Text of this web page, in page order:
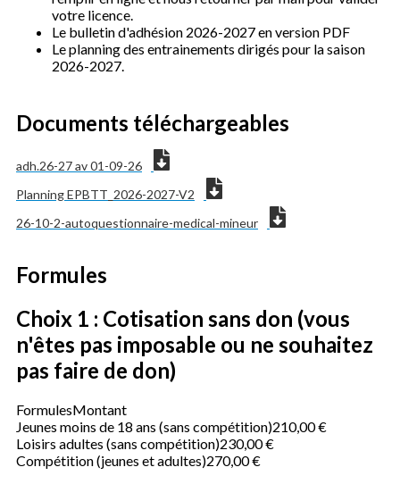
votre licence.
Le bulletin d'adhésion 2026-2027 en version PDF
Le planning des entrainements dirigés pour la saison
2026-2027.
Documents téléchargeables
adh.26-27 av 01-09-26
Planning EPBTT_2026-2027-V2
26-10-2-autoquestionnaire-medical-mineur
Formules
Choix 1 : Cotisation sans don (vous
n'êtes pas imposable ou ne souhaitez
pas faire de don)
FormulesMontant
Jeunes moins de 18 ans (sans compétition)210,00 €
Loisirs adultes (sans compétition)230,00 €
Compétition (jeunes et adultes)270,00 €